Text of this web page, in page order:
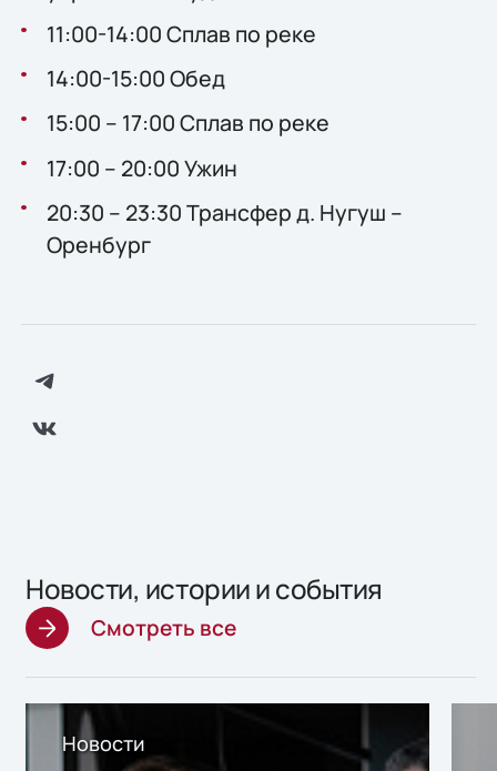
11:00-14:00 Сплав по реке
14:00-15:00 Обед
15:00 – 17:00 Сплав по реке
17:00 – 20:00 Ужин
20:30 – 23:30 Трансфер д. Нугуш –
Оренбург
Новости, истории и события
Смотреть все
Новости